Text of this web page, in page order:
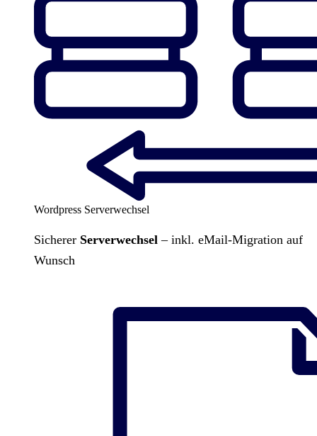
Wordpress Serverwechsel
Sicherer Serverwechsel – inkl. eMail-Migration auf
Wunsch